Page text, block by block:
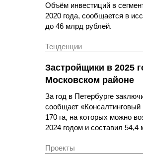
Объём инвестиций в
2020 года, сообщается в
до 46 млрд рублей.
Тенденции
Застройщики в 2025
Московском районе
За год в Петербурге
сообщает «Консалтинговый
170 га, на которых можно
2024 годом и составил 54,4
Проекты